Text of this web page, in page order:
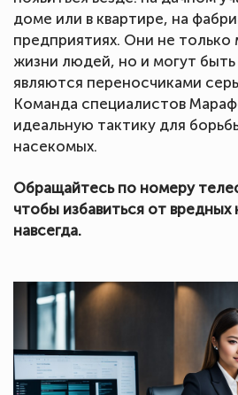
доме или в квартире, на
предприятиях. Они не
жизни людей, но и могут
являются переносчиками
Команда специалистов
идеальную тактику для
насекомых.
Обращайтесь по номеру
чтобы избавиться от вредных
навсегда.